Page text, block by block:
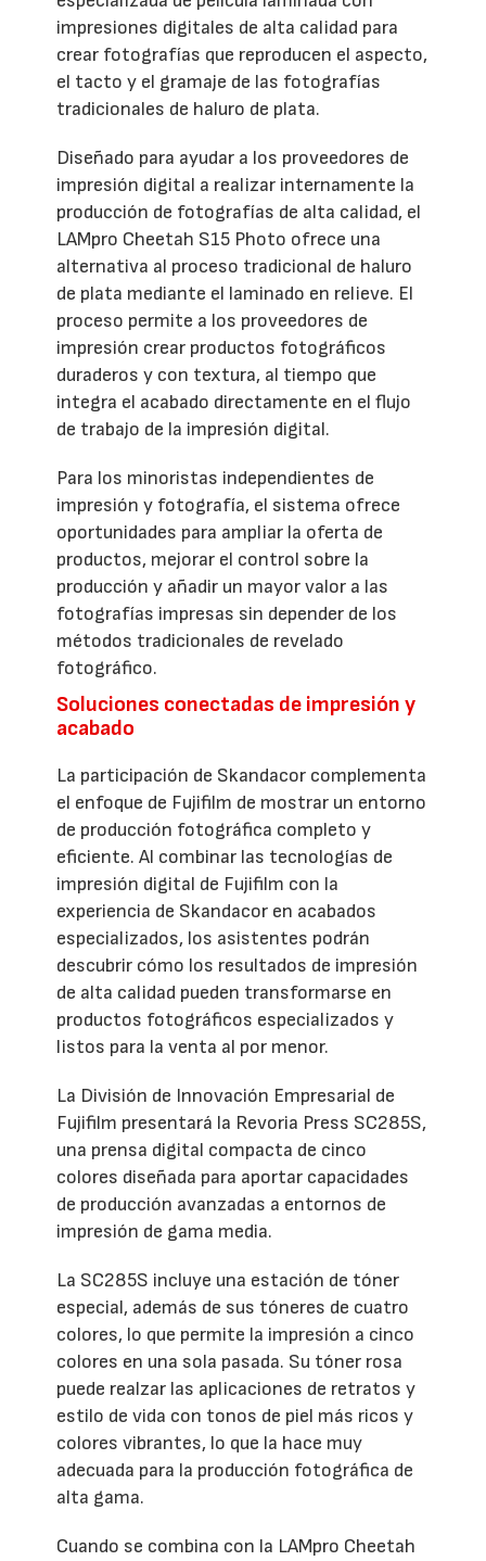
impresiones digitales de alta calidad para
crear fotografías que reproducen el aspecto,
el tacto y el gramaje de las fotografías
tradicionales de haluro de plata.
Diseñado para ayudar a los proveedores de
impresión digital a realizar internamente la
producción de fotografías de alta calidad, el
LAMpro Cheetah S15 Photo ofrece una
alternativa al proceso tradicional de haluro
de plata mediante el laminado en relieve. El
proceso permite a los proveedores de
impresión crear productos fotográficos
duraderos y con textura, al tiempo que
integra el acabado directamente en el flujo
de trabajo de la impresión digital.
Para los minoristas independientes de
impresión y fotografía, el sistema ofrece
oportunidades para ampliar la oferta de
productos, mejorar el control sobre la
producción y añadir un mayor valor a las
fotografías impresas sin depender de los
métodos tradicionales de revelado
fotográfico.
Soluciones conectadas de impresión y
acabado
La participación de Skandacor complementa
el enfoque de Fujifilm de mostrar un entorno
de producción fotográfica completo y
eficiente. Al combinar las tecnologías de
impresión digital de Fujifilm con la
experiencia de Skandacor en acabados
especializados, los asistentes podrán
descubrir cómo los resultados de impresión
de alta calidad pueden transformarse en
productos fotográficos especializados y
listos para la venta al por menor.
La División de Innovación Empresarial de
Fujifilm presentará la Revoria Press SC285S,
una prensa digital compacta de cinco
colores diseñada para aportar capacidades
de producción avanzadas a entornos de
impresión de gama media.
La SC285S incluye una estación de tóner
especial, además de sus tóneres de cuatro
colores, lo que permite la impresión a cinco
colores en una sola pasada. Su tóner rosa
puede realzar las aplicaciones de retratos y
estilo de vida con tonos de piel más ricos y
colores vibrantes, lo que la hace muy
adecuada para la producción fotográfica de
alta gama.
Cuando se combina con la LAMpro Cheetah